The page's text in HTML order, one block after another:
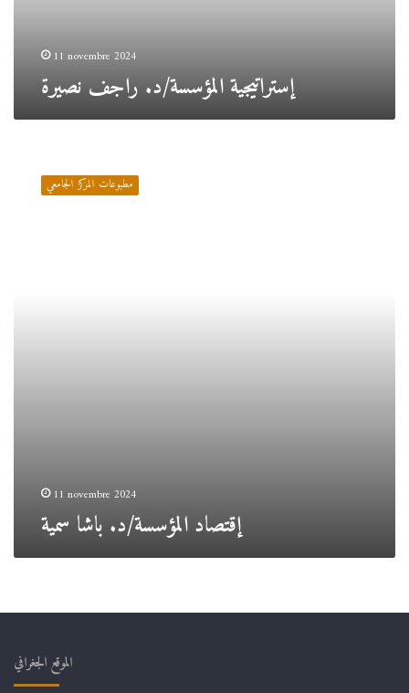
11 novembre 2024
إستراتيجية المؤسسة/د. راجف نصيرة
المؤسسة/مطبوعات المركز الجامعي
11 novembre 2024
إقتصاد المؤسسة/د. باشا سمية
الموقع الجغرافي